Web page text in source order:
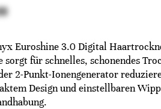
Euroshine 3.0 Digital
sorgt für schnelles, schonendes
2-Punkt-Ionengenerator
Design und einstellbaren